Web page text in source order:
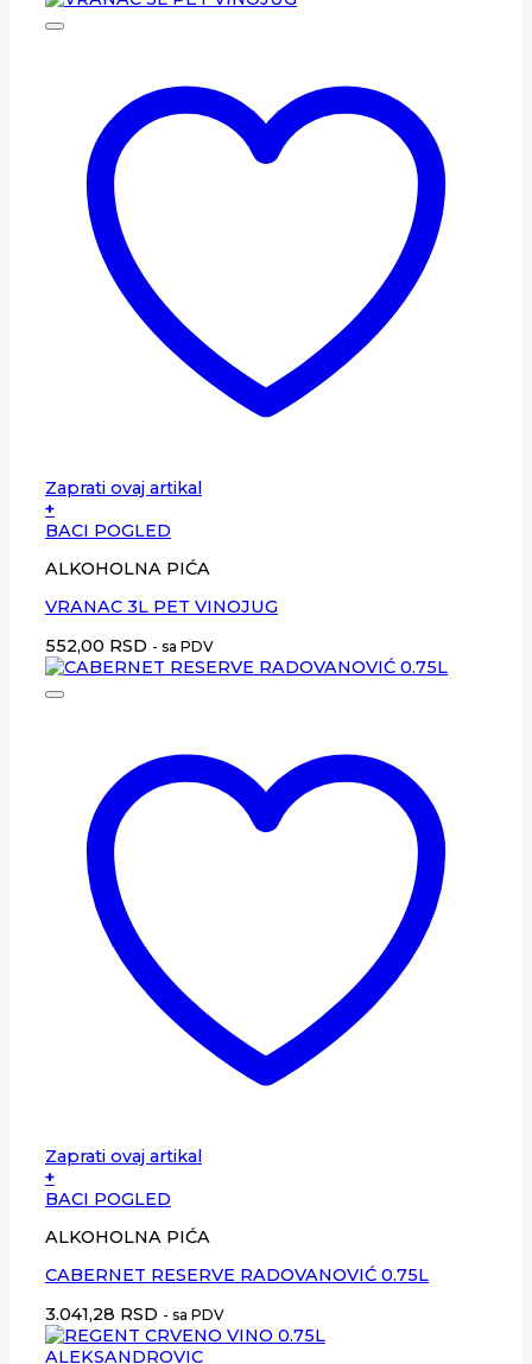
Zaprati ovaj artikal
+
BACI POGLED
ALKOHOLNA PIĆA
VRANAC 3L PET VINOJUG
552,00 RSD - sa PDV
Zaprati ovaj artikal
+
BACI POGLED
ALKOHOLNA PIĆA
CABERNET RESERVE RADOVANOVIĆ 0.75L
3.041,28 RSD - sa PDV